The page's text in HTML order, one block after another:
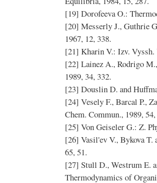
[19] Dorofeeva O.:
[20] Messerly J., Guthrie
1967, 12, 338.
[21] Kharin V.: Izv. Vyssh.
[22] Lainez A., Rodrigo
1989, 34, 332.
[23] Douslin D. and
[24] Vesely F., Barcal P.,
Chem. Commun., 1989,
[25] Von Geiseler G.: Z.
[26] Vasil'ev V., Bykova T.
65, 51.
[27] Stull D., Westrum E.
Thermodynamics of